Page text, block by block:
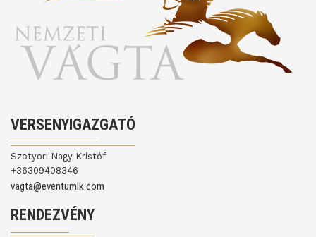
VERSENYIGAZGATÓ
Szotyori Nagy Kristóf
+36309408346
vagta@eventumlk.com
RENDEZVÉNY